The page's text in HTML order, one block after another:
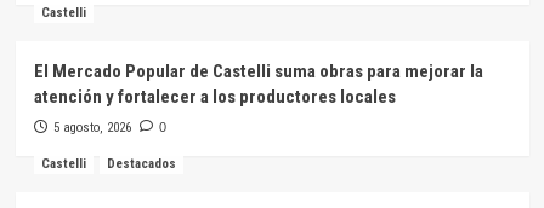
Castelli
El Mercado Popular de Castelli suma obras para mejorar la
atención y fortalecer a los productores locales
5 agosto, 2026 0
Castelli Destacados